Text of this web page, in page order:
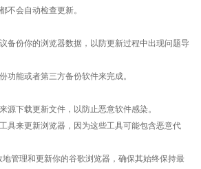
不会自动检查更新。
备份你的浏览器数据，以防更新过程中出现问题导
功能或者第三方备份软件来完成。
源下载更新文件，以防止恶意软件感染。
具来更新浏览器，因为这些工具可能包含恶意代
管理和更新你的谷歌浏览器，确保其始终保持最